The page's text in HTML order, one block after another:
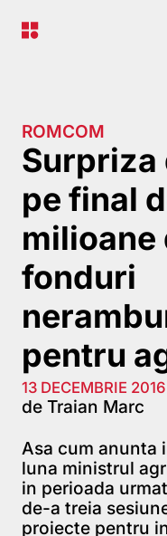
ROMCOM
pe final
milioane
fonduri
pentru
13 DECEMBRIE 2016
de Traian Marc
Asa cum anunta
luna ministrul
in perioada
de-a treia
proiecte pentru